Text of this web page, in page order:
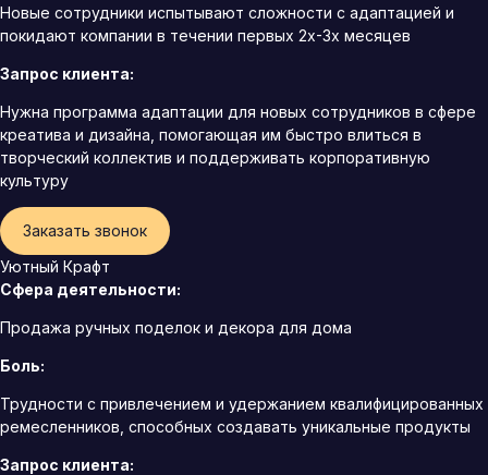
Новые сотрудники испытывают сложности с адаптацией и
покидают компании в течении первых 2х-3х месяцев
Запрос клиента:
Нужна программа адаптации для новых сотрудников в сфере
креатива и дизайна, помогающая им быстро влиться в
творческий коллектив и поддерживать корпоративную
культуру
Заказать звонок
Уютный Крафт
Сфера деятельности:
Продажа ручных поделок и декора для дома
Боль:
Трудности с привлечением и удержанием квалифицированных
ремесленников, способных создавать уникальные продукты
Запрос клиента: